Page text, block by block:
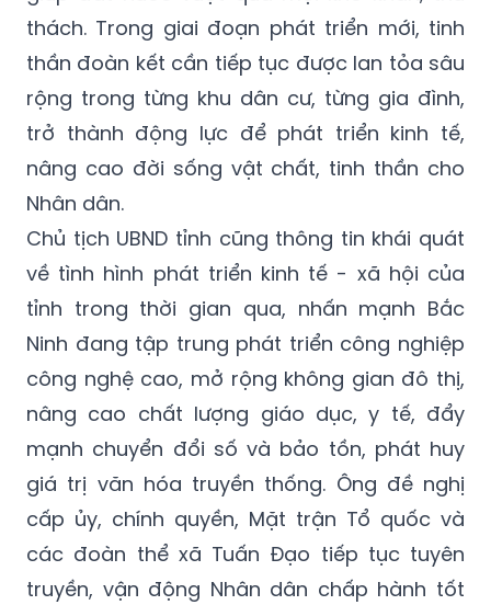
thách. Trong giai đoạn phát triển mới, tinh
thần đoàn kết cần tiếp tục được lan tỏa sâu
rộng trong từng khu dân cư, từng gia đình,
trở thành động lực để phát triển kinh tế,
nâng cao đời sống vật chất, tinh thần cho
Nhân dân.
Chủ tịch UBND tỉnh cũng thông tin khái quát
về tình hình phát triển kinh tế - xã hội của
tỉnh trong thời gian qua, nhấn mạnh Bắc
Ninh đang tập trung phát triển công nghiệp
công nghệ cao, mở rộng không gian đô thị,
nâng cao chất lượng giáo dục, y tế, đẩy
mạnh chuyển đổi số và bảo tồn, phát huy
giá trị văn hóa truyền thống. Ông đề nghị
cấp ủy, chính quyền, Mặt trận Tổ quốc và
các đoàn thể xã Tuấn Đạo tiếp tục tuyên
truyền, vận động Nhân dân chấp hành tốt